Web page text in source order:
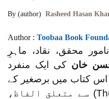
By (author)
Author : Toobaa Book
محقق، نقاد، ماہرِ
خان کی ایک منفرد
کتاب میں برصغیر کے
تاریخی گروہ “ٹھگ” (Thuggee) سے متعلق الفاظ،